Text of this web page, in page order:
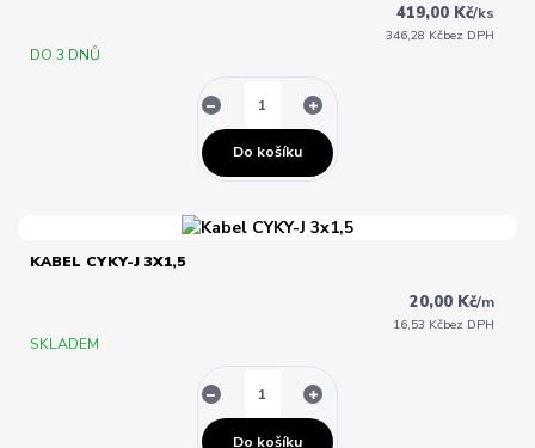
419,00 Kč/ks
346,28 Kčbez DPH
DO 3 DNŮ
Do košíku
KABEL CYKY-J 3X1,5
20,00 Kč/m
16,53 Kčbez DPH
SKLADEM
Do košíku